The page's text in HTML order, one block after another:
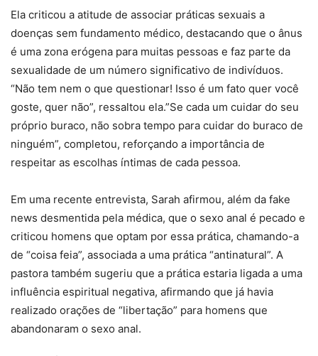
Ela criticou a atitude de associar práticas sexuais a
doenças sem fundamento médico, destacando que o ânus
é uma zona erógena para muitas pessoas e faz parte da
sexualidade de um número significativo de indivíduos.
“Não tem nem o que questionar! Isso é um fato quer você
goste, quer não”, ressaltou ela.”Se cada um cuidar do seu
próprio buraco, não sobra tempo para cuidar do buraco de
ninguém”, completou, reforçando a importância de
respeitar as escolhas íntimas de cada pessoa.
Em uma recente entrevista, Sarah afirmou, além da fake
news desmentida pela médica, que o sexo anal é pecado e
criticou homens que optam por essa prática, chamando-a
de “coisa feia”, associada a uma prática “antinatural”. A
pastora também sugeriu que a prática estaria ligada a uma
influência espiritual negativa, afirmando que já havia
realizado orações de “libertação” para homens que
abandonaram o sexo anal.